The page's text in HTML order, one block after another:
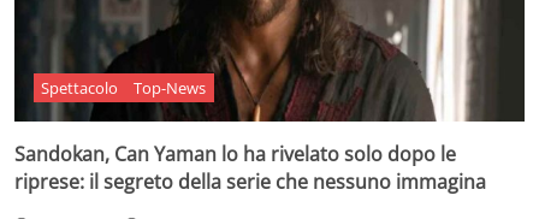
Spettacolo Top-News
Sandokan, Can Yaman lo ha rivelato solo dopo le
riprese: il segreto della serie che nessuno immagina